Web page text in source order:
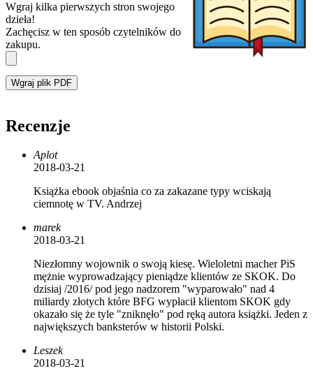
Wgraj kilka pierwszych stron swojego
dzieła!
Zachęcisz w ten sposób czytelników do
zakupu.
Wgraj plik PDF
Recenzje
Aplot
2018-03-21
Książka ebook objaśnia co za zakazane typy wciskają
ciemnotę w TV. Andrzej
marek
2018-03-21
Niezłomny wojownik o swoją kiesę. Wieloletni macher PiS
mężnie wyprowadzający pieniądze klientów ze SKOK. Do
dzisiaj /2016/ pod jego nadzorem "wyparowało" nad 4
miliardy złotych które BFG wypłacił klientom SKOK gdy
okazało się że tyle "zniknęło" pod ręką autora książki. Jeden z
największych banksterów w historii Polski.
Leszek
2018-03-21